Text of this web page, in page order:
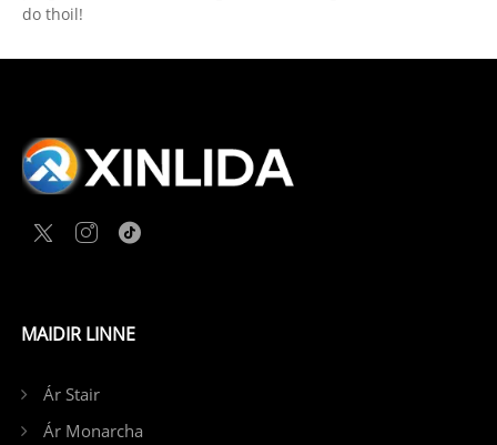
do thoil!
MAIDIR LINNE
Ár Stair
Ár Monarcha